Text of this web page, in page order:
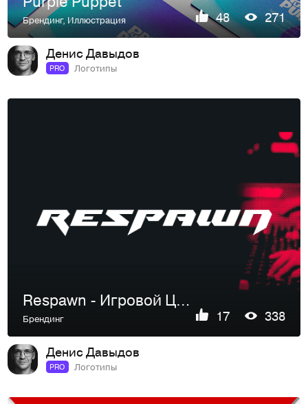
Брендинг,Иллюстрация 48 271
Денис Давыдов
PRO Логотипы
Respawn - Игровой Центр
Брендинг 17 338
Денис Давыдов
PRO Логотипы